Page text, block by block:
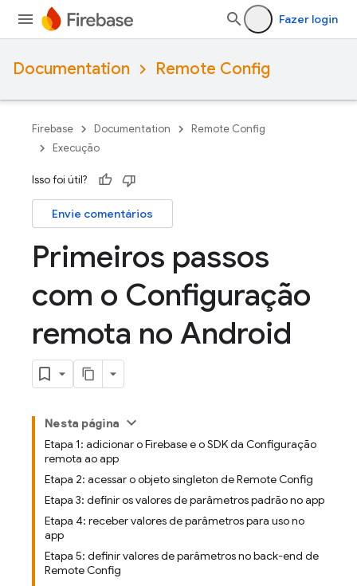
Fazer login
Documentation Remote Config
Firebase Documentation
Remote Config
Execução
Isso foi útil?
Envie comentários
Primeiros passos
com o Configuração
remota no Android
Nesta página
Etapa 1: adicionar o Firebase e o SDK da Configuração
remota ao app
Etapa 2: acessar o objeto singleton de Remote Config
Etapa 3: definir os valores de parâmetros padrão no app
Etapa 4: receber valores de parâmetros para uso no
app
Etapa 5: definir valores de parâmetros no back-end de
Remote Config